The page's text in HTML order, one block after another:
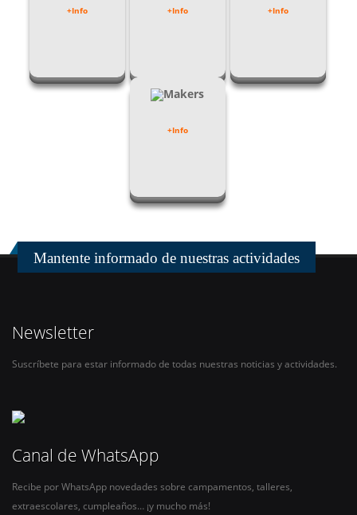
+Info +Info +Info
Makers
+Info
Mantente informado de nuestras actividades
Newsletter
Suscríbete para estar informado de todas nuestras noticias y actividades.
Canal de WhatsApp
Recibe por WhatsApp novedades sobre campamentos, talleres,
extraescolares, cumpleaños… ¡y mucho más!